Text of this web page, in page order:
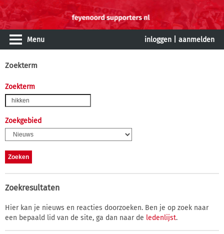
Menu inloggen aanmelden
Zoekterm
Zoekterm
Zoekgebied
Zoekresultaten
Hier kan je nieuws en reacties doorzoeken. Ben je op zoek naar
een bepaald lid van de site, ga dan naar de ledenlijst.